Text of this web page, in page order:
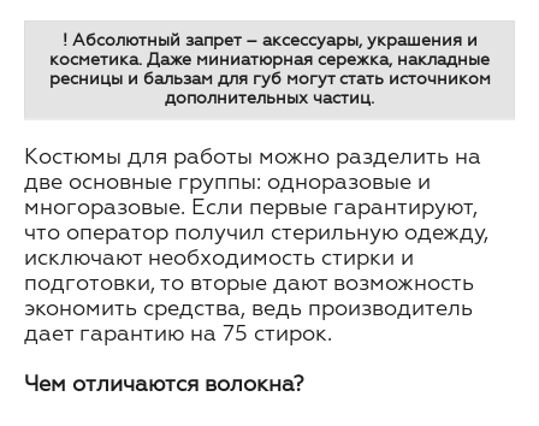
! Абсолютный запрет – аксессуары, украшения и
косметика. Даже миниатюрная сережка, накладные
ресницы и бальзам для губ могут стать источником
дополнительных частиц.
Костюмы для работы можно разделить на
две основные группы: одноразовые и
многоразовые. Если первые гарантируют,
что оператор получил стерильную одежду,
исключают необходимость стирки и
подготовки, то вторые дают возможность
экономить средства, ведь производитель
дает гарантию на 75 стирок.
Чем отличаются волокна?